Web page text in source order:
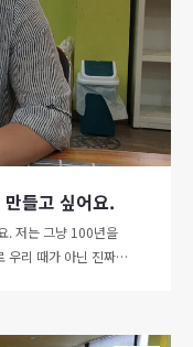
들고 싶어요.
. 저는 그냥 100년을
우리 때가 아닌 진짜…